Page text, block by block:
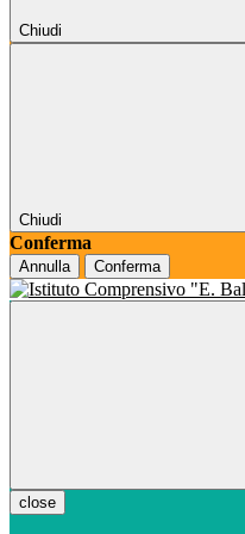
Chiudi
Chiudi
Conferma
Annulla Conferma
close